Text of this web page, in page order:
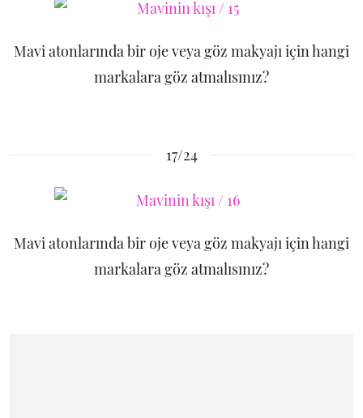
Mavi atonlarında bir oje veya göz makyajı için hangi
markalara göz atmalısınız?
17/24
Mavi atonlarında bir oje veya göz makyajı için hangi
markalara göz atmalısınız?